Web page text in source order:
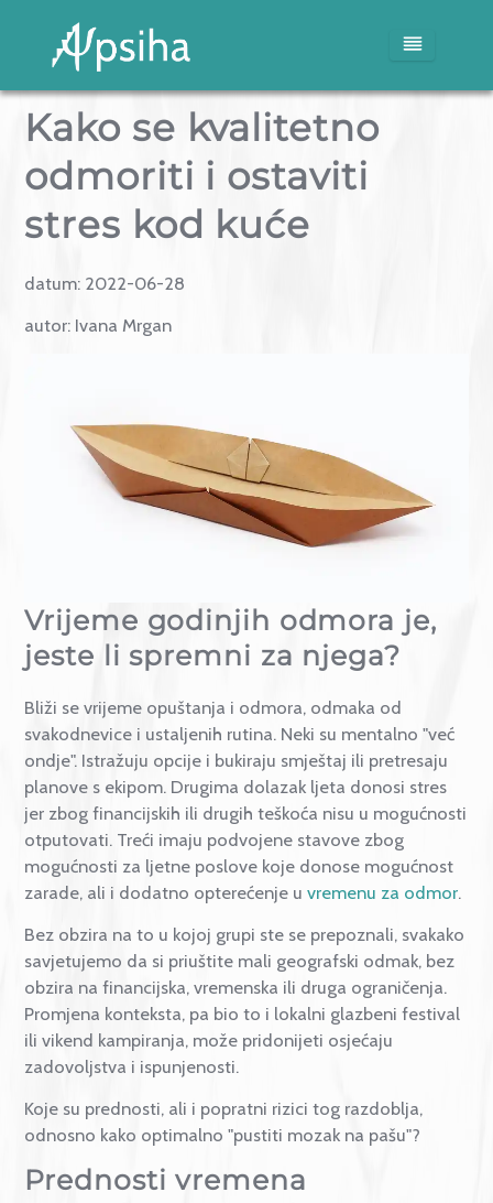
Naslovna
Usluge
Kako se kvalitetno
odmoriti i ostaviti
stres kod kuće
datum: 2022-06-28
jeste li spremni za njega?
Bliži se vrijeme opuštanja i odmora, odmaka od
svakodnevice i ustaljenih rutina. Neki su mentalno
ondje". Istražuju opcije i bukiraju smještaj ili
planove s ekipom. Drugima dolazak ljeta donosi
jer zbog financijskih ili drugih teškoća nisu u
otputovati. Treći imaju podvojene stavove zbog
mogućnosti za ljetne poslove koje donose
zarade, ali i dodatno opterećenje uvremenu za
Bez obzira na to u kojoj grupi ste se prepoznali,
savjetujemo da si priuštite mali geografski odmak,
obzira na financijska, vremenska ili druga
Promjena konteksta, pa bio to i lokalni glazbeni
zadovoljstva i ispunjenosti.